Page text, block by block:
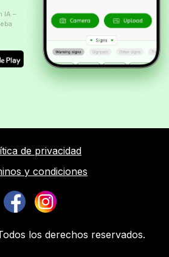
IA –
de privacidad
y condiciones
los derechos reservados.